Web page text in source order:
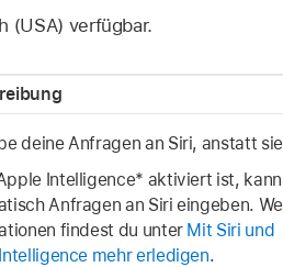
(USA) verfügbar.
deine Anfragen an Siri, anstatt
Intelligence* aktiviert ist,
Anfragen an Siri eingeben.
findest du unter Mit Siri und
mehr erledigen.